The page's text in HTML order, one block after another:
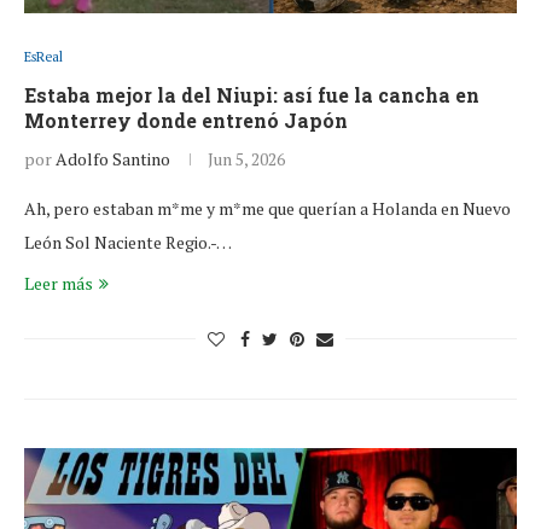
EsReal
Estaba mejor la del Niupi: así fue la cancha en
Monterrey donde entrenó Japón
porAdolfo Santino Jun 5, 2026
Ah, pero estaban m*me y m*me que querían a Holanda en Nuevo
León Sol Naciente Regio.-…
Leer más